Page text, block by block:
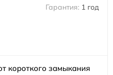
1 год
короткого замыкания